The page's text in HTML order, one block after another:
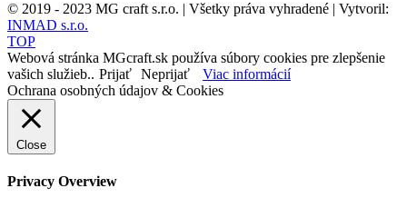
© 2019 - 2023 MG craft s.r.o. | Všetky práva vyhradené | Vytvoril:
INMAD s.r.o.
TOP
Webová stránka MGcraft.sk používa súbory cookies pre zlepšenie
vašich služieb.. Prijať Neprijať
Viac informácií
Ochrana osobných údajov & Cookies
Close
Privacy Overview